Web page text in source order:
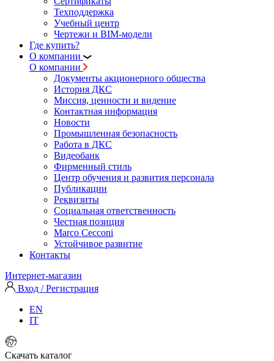
Техподдержка
Учебный центр
Чертежи и BIM-модели
Где купить?
О компании
О компании
Документы акционерного общества
История ДКС
Миссия, ценности и видение
Контактная информация
Новости
Промышленная безопасность
Работа в ДКС
Видеобанк
Фирменный стиль
Центр обучения и развития персонала
Публикации
Реквизиты
Социальная ответственность
Честная позиция
Marco Cecconi
Устойчивое развитие
Контакты
Интернет-магазин
Вход / Регистрация
EN
IT
Скачать каталог